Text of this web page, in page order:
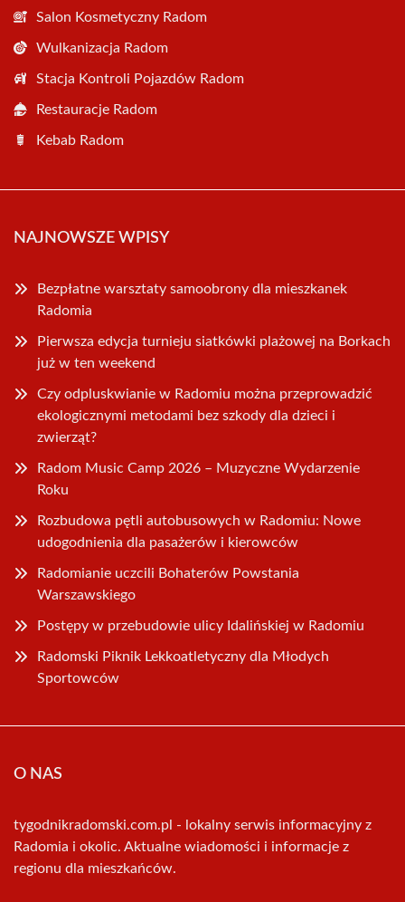
Salon Kosmetyczny Radom
Wulkanizacja Radom
Stacja Kontroli Pojazdów Radom
Restauracje Radom
Kebab Radom
NAJNOWSZE WPISY
Bezpłatne warsztaty samoobrony dla mieszkanek
Radomia
Pierwsza edycja turnieju siatkówki plażowej na Borkach
już w ten weekend
Czy odpluskwianie w Radomiu można przeprowadzić
ekologicznymi metodami bez szkody dla dzieci i
zwierząt?
Radom Music Camp 2026 – Muzyczne Wydarzenie
Roku
Rozbudowa pętli autobusowych w Radomiu: Nowe
udogodnienia dla pasażerów i kierowców
Radomianie uczcili Bohaterów Powstania
Warszawskiego
Postępy w przebudowie ulicy Idalińskiej w Radomiu
Radomski Piknik Lekkoatletyczny dla Młodych
Sportowców
O NAS
tygodnikradomski.com.pl - lokalny serwis informacyjny z
Radomia i okolic. Aktualne wiadomości i informacje z
regionu dla mieszkańców.